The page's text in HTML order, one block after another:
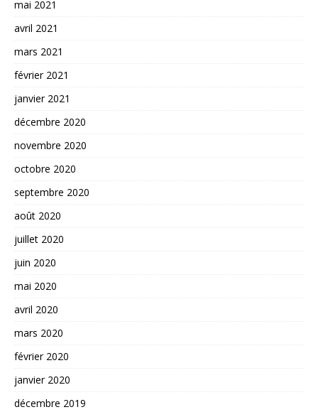
mai 2021
avril 2021
mars 2021
février 2021
janvier 2021
décembre 2020
novembre 2020
octobre 2020
septembre 2020
août 2020
juillet 2020
juin 2020
mai 2020
avril 2020
mars 2020
février 2020
janvier 2020
décembre 2019